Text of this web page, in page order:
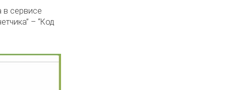
в сервисе
– “Код